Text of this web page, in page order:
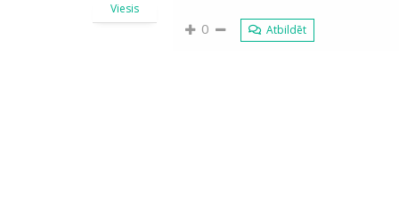
Viesis
0 Atbildēt